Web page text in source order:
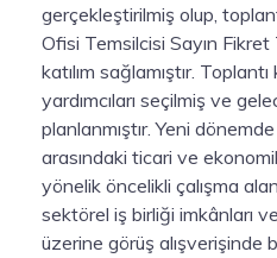
gerçekleştirilmiş olup,
Ofisi Temsilcisi Sayın
katılım sağlamıştır.
yardımcıları seçilmiş ve
planlanmıştır. Yeni
arasındaki ticari ve
yönelik öncelikli çalışma
sektörel iş birliği imkânları
üzerine görüş alışverişinde